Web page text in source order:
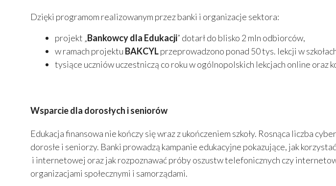
Dzięki programom realizowanym przez banki i organizacje sektora:
projekt „Bankowcy dla Edukacji” dotarł do blisko 2 mln odbiorców,
w ramach projektu BAKCYLprzeprowadzono ponad 50 tys. lekcji w
tysiące uczniów uczestniczą co roku w ogólnopolskich lekcjach online oraz
Wsparcie dla dorosłych i seniorów
Edukacja finansowa nie kończy się wraz z ukończeniem szkoły. Rosnąca liczba
dorosłe i seniorzy. Banki prowadzą kampanie edukacyjne pokazujące, jak
i internetowej oraz jak rozpoznawać próby oszustw telefonicznych czy
organizacjami społecznymi i samorządami.